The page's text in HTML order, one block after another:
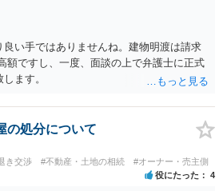
い手ではありませんね。建物明渡は請求
額ですし、一度、面談の上で弁護士に正式
ます。
の処分について
き交渉 #不動産・土地の相続 #オーナー・売主側
役にたった 4